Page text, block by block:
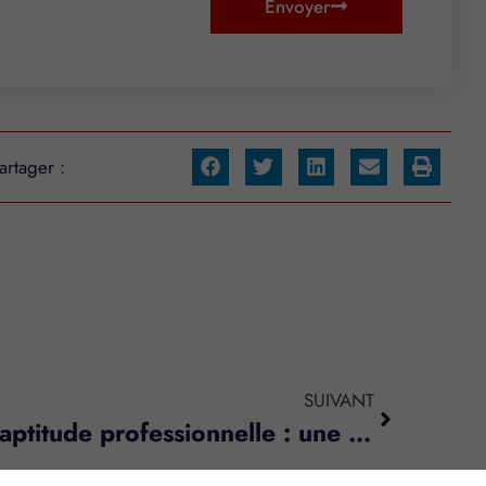
Personnalisez vos préférences pour
Envoyer
:
SUIVANT
Licenciement pour inaptitude professionnelle : une régularisation possible ?